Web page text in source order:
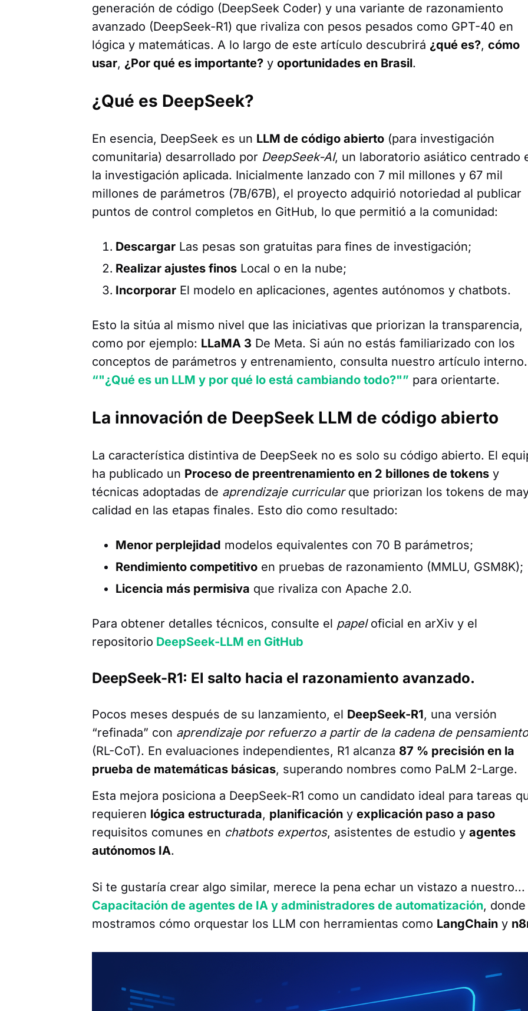
generación de código (DeepSeek Coder) y una variante de razonamiento
avanzado (DeepSeek-R1) que rivaliza con pesos pesados como GPT-40 en
lógica y matemáticas. A lo largo de este artículo descubrirá ¿qué es?,cómo
usar, ¿Por qué es importante? yoportunidades en Brasil.
¿Qué es DeepSeek?
En esencia, DeepSeek es un LLM de código abierto (para investigación
comunitaria) desarrollado por DeepSeek-AI, un laboratorio asiático centrado
la investigación aplicada. Inicialmente lanzado con 7 mil millones y 67 mil
millones de parámetros (7B/67B), el proyecto adquirió notoriedad al publicar
puntos de control completos en GitHub, lo que permitió a la comunidad:
Descargar Las pesas son gratuitas para fines de investigación;
Realizar ajustes finos Local o en la nube;
Incorporar El modelo en aplicaciones, agentes autónomos y chatbots.
Esto la sitúa al mismo nivel que las iniciativas que priorizan la transparencia,
como por ejemplo: LLaMA 3 De Meta. Si aún no estás familiarizado con los
conceptos de parámetros y entrenamiento, consulta nuestro artículo interno.
“"¿Qué es un LLM y por qué lo está cambiando todo?"” para orientarte.
La innovación de DeepSeek LLM de código abierto
La característica distintiva de DeepSeek no es solo su código abierto. El
ha publicado un Proceso de preentrenamiento en 2 billones de tokens y
técnicas adoptadas de aprendizaje curricularque priorizan los tokens de
calidad en las etapas finales. Esto dio como resultado:
Menor perplejidad modelos equivalentes con 70 B parámetros;
Rendimiento competitivo en pruebas de razonamiento (MMLU, GSM8K);
Licencia más permisiva que rivaliza con Apache 2.0.
Para obtener detalles técnicos, consulte el papeloficial en arXiv y el
repositorio DeepSeek-LLM en GitHub
DeepSeek-R1: El salto hacia el razonamiento avanzado.
Pocos meses después de su lanzamiento, el DeepSeek-R1, una versión
“refinada” con aprendizaje por refuerzo a partir de la cadena de
(RL-CoT). En evaluaciones independientes, R1 alcanza 87 % precisión en la
prueba de matemáticas básicas, superando nombres como PaLM 2-Large.
Esta mejora posiciona a DeepSeek-R1 como un candidato ideal para tareas
requieren lógica estructurada, planificación yexplicación paso a paso
requisitos comunes en chatbots expertos, asistentes de estudio yagentes
autónomos IA.
Si te gustaría crear algo similar, merece la pena echar un vistazo a nuestro...
Capacitación de agentes de IA y administradores de automatización, donde
mostramos cómo orquestar los LLM con herramientas como LangChain y